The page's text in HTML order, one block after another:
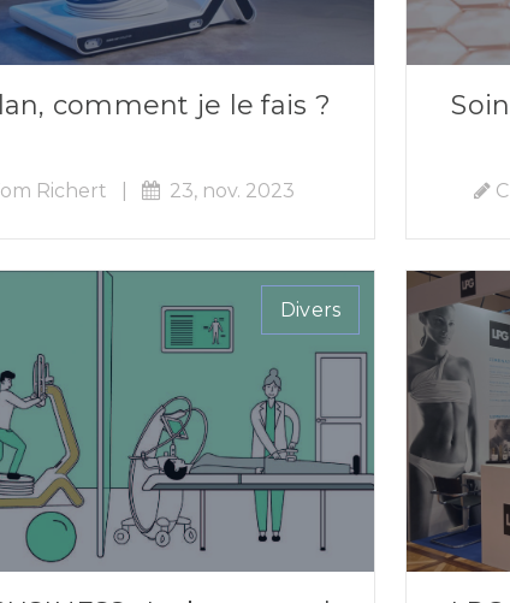
comment je le fais ?
Richert | 23, nov. 2023
Divers